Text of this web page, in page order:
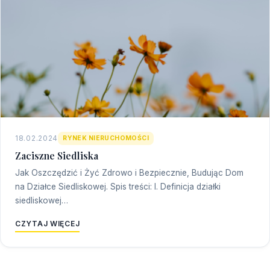
18.02.2024 RYNEK NIERUCHOMOŚCI
Zaciszne Siedliska
Jak Oszczędzić i Żyć Zdrowo i Bezpiecznie, Budując Dom
na Działce Siedliskowej. Spis treści: I. Definicja działki
siedliskowej…
CZYTAJ WIĘCEJ